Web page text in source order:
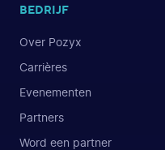
BEDRIJF
Over Pozyx
Carrières
Evenementen
Partners
Word een partner